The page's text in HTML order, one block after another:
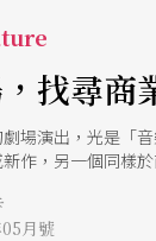
找尋商
場演出，光是「
作，另一個同樣
月號